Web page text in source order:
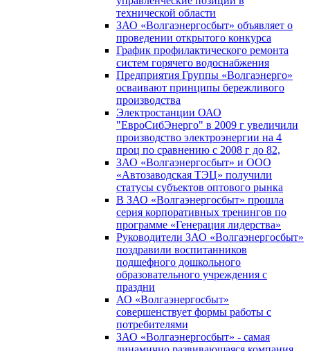
технической области
ЗАО «Волгаэнергосбыт» объявляет о
проведении открытого конкурса
График профилактического ремонта
систем горячего водоснабжения
Предприятия Группы «Волгаэнерго»
осваивают принципы бережливого
производства
Электростанции ОАО
"ЕвроСибЭнерго" в 2009 г увеличили
производство электроэнергии на 4
проц по сравнению с 2008 г до 82,
ЗАО «Волгаэнергосбыт» и ООО
«Автозаводская ТЭЦ» получили
статусы субъектов оптового рынка
В ЗАО «Волгаэнергосбыт» прошла
серия корпоративных тренингов по
программе «Генерация лидерства»
Руководители ЗАО «Волгаэнергосбыт»
поздравили воспитанников
подшефного дошкольного
образовательного учреждения с
праздни
АО «Волгаэнергосбыт»
совершенствует формы работы с
потребителями
ЗАО «Волгаэнергосбыт» - самая